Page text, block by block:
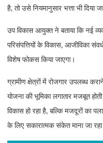
है, तो उसे नियमानुसार भत्ता भी दिया
उप विकास आयुक्त ने बताया कि नई
परिसंपत्तियों के विकास, आजीविका
विशेष फोकस किया जाएगा।
ग्रामीण क्षेत्रों में रोजगार उपलब्ध
योजना की भूमिका लगातार मजबूत
विकास हो रहा है, बल्कि मजदूरों का
के लिए सकारात्मक संकेत माना जा